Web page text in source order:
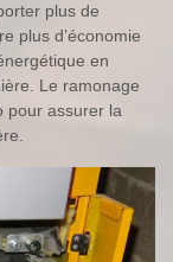
plus de
plus d’économie
en
Le ramonage
pour assurer la